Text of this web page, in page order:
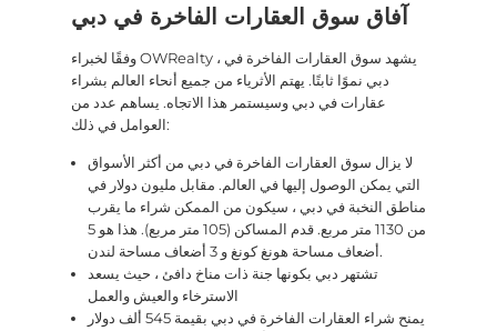
آفاق سوق العقارات الفاخرة في دبي
وفقًا لخبراء OWRealty ، يشهد سوق العقارات الفاخرة في
دبي نموًا ثابتًا. يهتم الأثرياء من جميع أنحاء العالم بشراء
عقارات في دبي وسيستمر هذا الاتجاه. يساهم عدد من
العوامل في ذلك:
لا يزال سوق العقارات الفاخرة في دبي من أكثر الأسواق
التي يمكن الوصول إليها في العالم. مقابل مليون دولار في
مناطق النخبة في دبي ، سيكون من الممكن شراء ما يقرب
من 1130 متر مربع. قدم المساكن (105 متر مربع). هذا هو 5
أضعاف مساحة هونغ كونغ و 3 أضعاف مساحة لندن.
تشتهر دبي بكونها جنة ذات مناخ دافئ ، حيث يسعد
الاسترخاء والعيش والعمل
يمنح شراء العقارات الفاخرة في دبي بقيمة 545 ألف دولار